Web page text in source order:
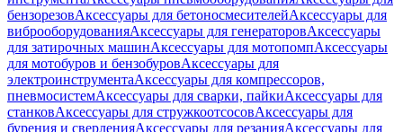
бензорезовАксессуары для бетоносмесителейАксессуары для
виброоборудованияАксессуары для генераторовАксессуары
для затирочных машинАксессуары для мотопомпАксессуары
для мотобуров и бензобуровАксессуары для
электроинструментаАксессуары для компрессоров,
пневмосистемАксессуары для сварки, пайкиАксессуары для
станковАксессуары для стружкоотсосовАксессуары для
бурения и сверленияАксессуары для резанияАксессуары для